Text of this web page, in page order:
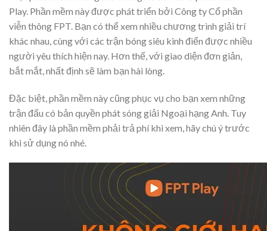
Play. Phần mềm này được phát triển bởi Công ty Cổ phần
viễn thông FPT. Bạn có thể xem nhiều chương trình giải trí
khác nhau, cùng với các trận bóng siêu kinh điển được nhiều
người yêu thích hiện nay. Hơn thế, với giao diện đơn giản,
bắt mắt, nhất định sẽ làm bạn hài lòng.
Đặc biệt, phần mềm này cũng phục vụ cho bạn xem những
trận đấu có bản quyền phát sóng giải Ngoại hạng Anh. Tuy
nhiên đây là phần mềm phải trả phí khi xem, hãy chú ý trước
khi sử dụng nó nhé.